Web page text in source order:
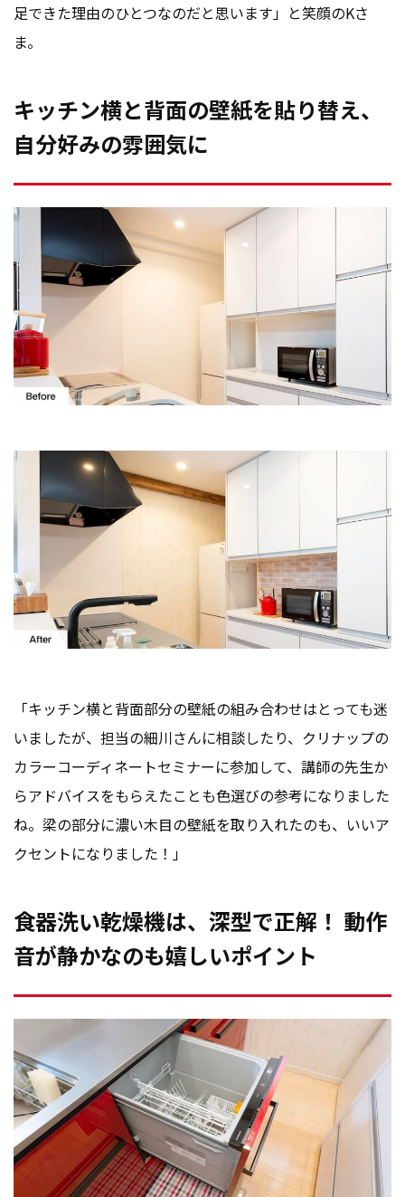
足できた理由のひとつなのだと思います」と笑顔のKさ
ま。
キッチン横と背面の壁紙を貼り替え、
自分好みの雰囲気に
「キッチン横と背面部分の壁紙の組み合わせはとっても迷
いましたが、担当の細川さんに相談したり、クリナップの
カラーコーディネートセミナーに参加して、講師の先生か
らアドバイスをもらえたことも色選びの参考になりました
ね。梁の部分に濃い木目の壁紙を取り入れたのも、いいア
クセントになりました！」
食器洗い乾燥機は、深型で正解！ 動作
音が静かなのも嬉しいポイント